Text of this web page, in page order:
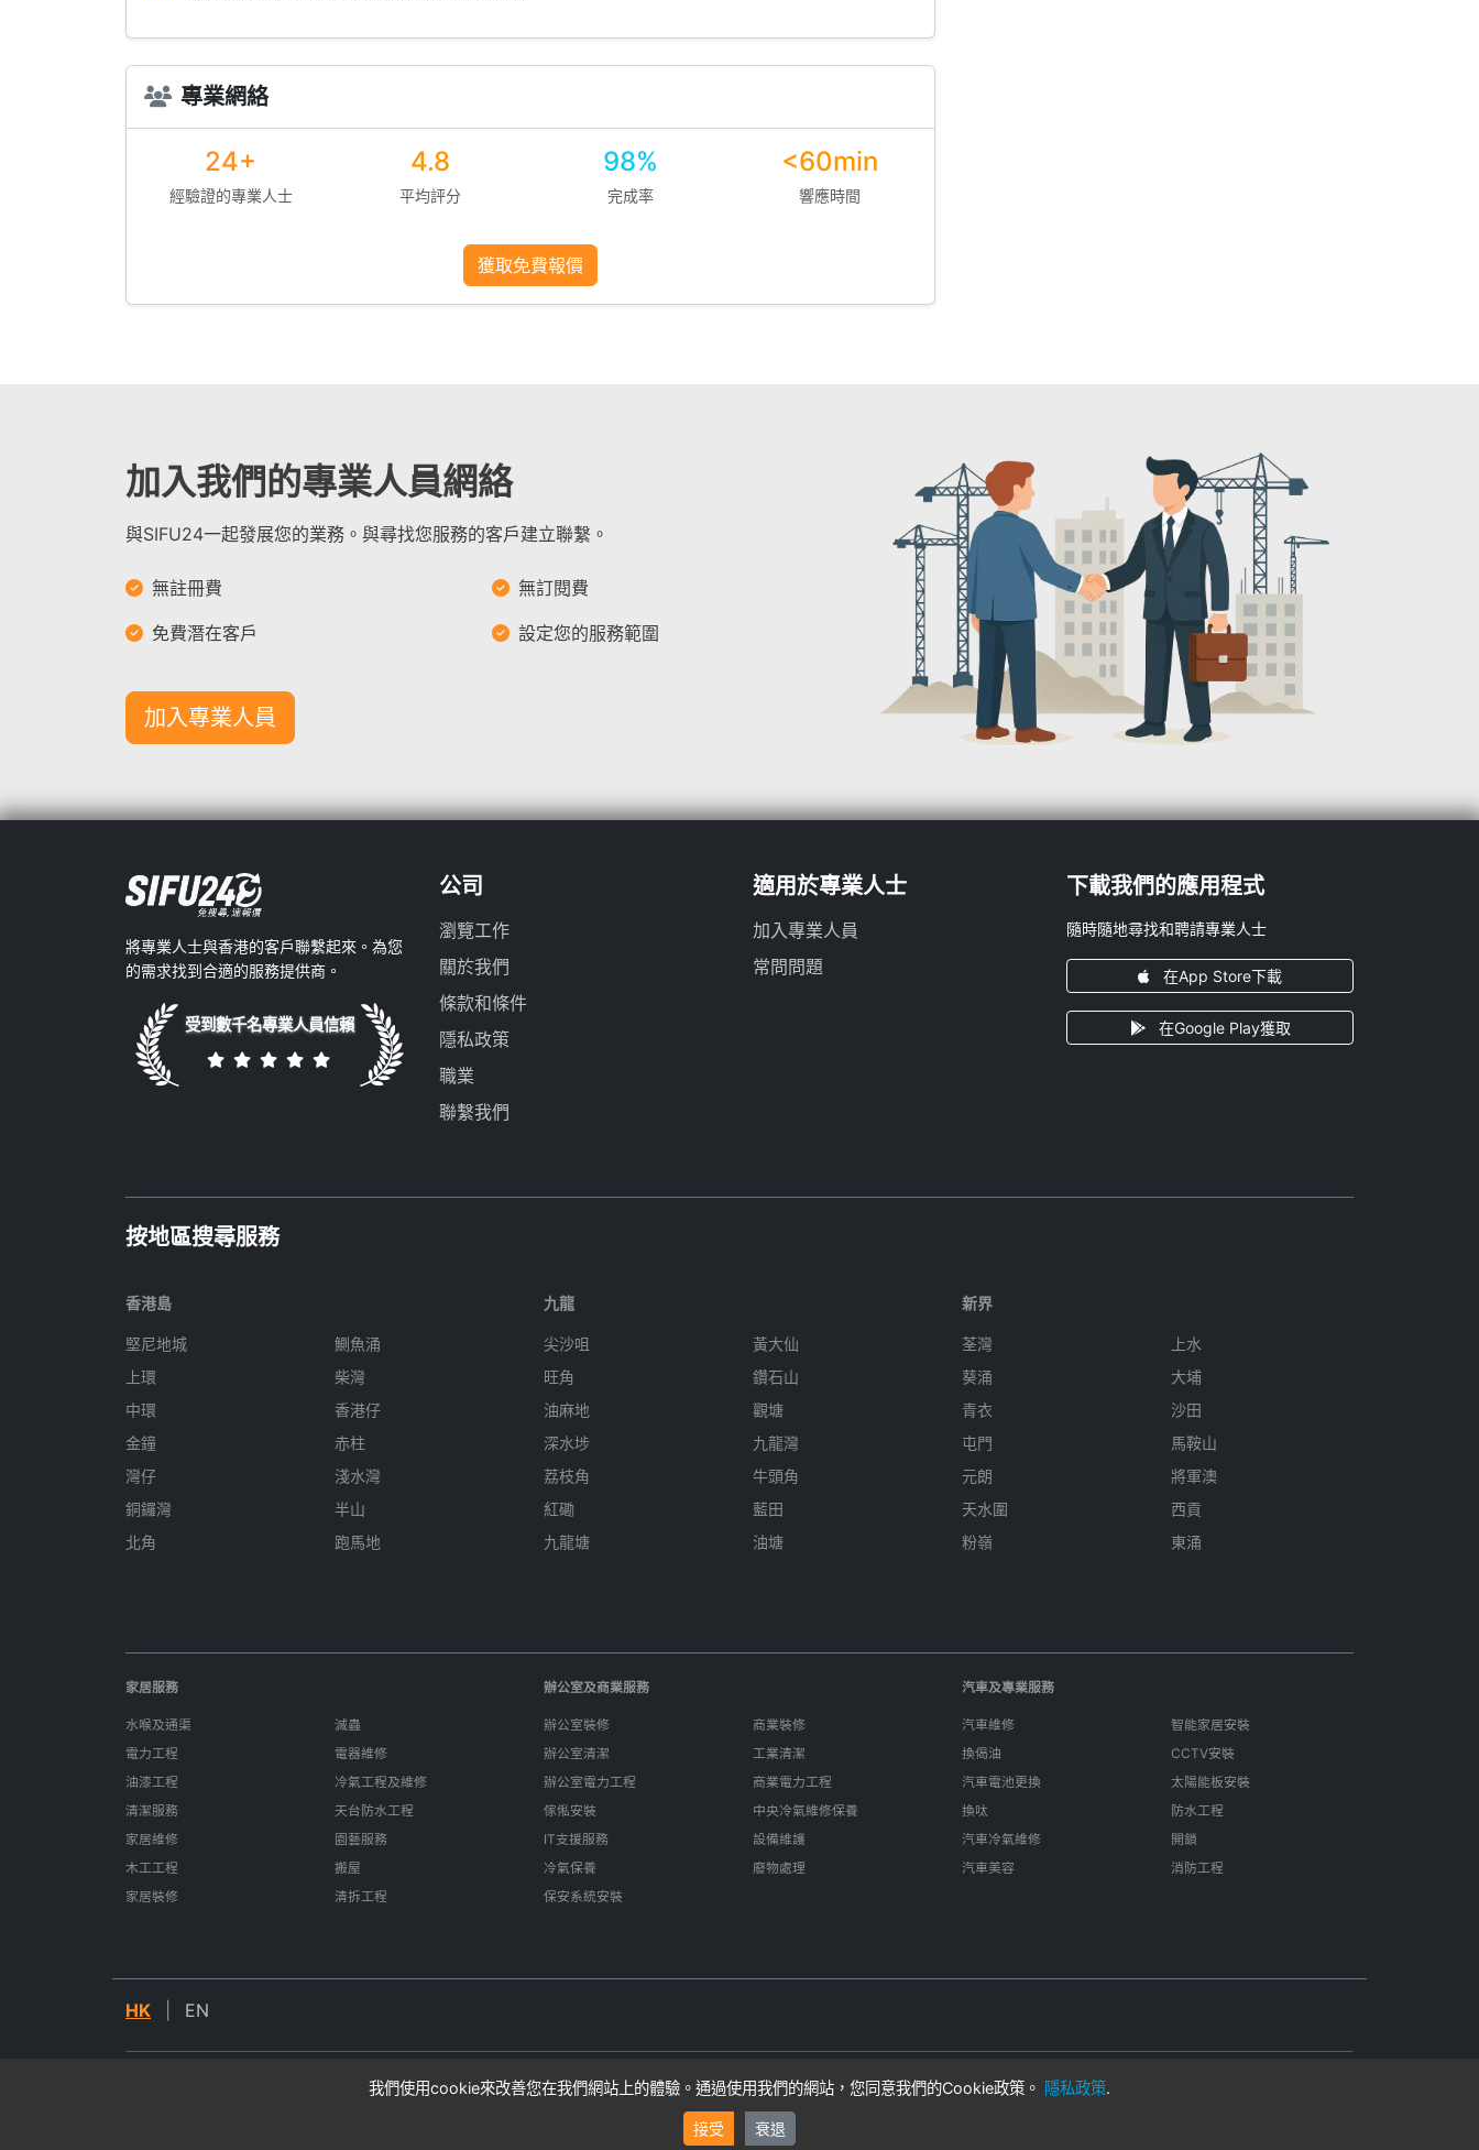
專業網絡
24+
經驗證的專業人士
4.8
平均評分
98%
完成率
<60min
響應時間
獲取免費報價
加入我們的專業人員網絡
與SIFU24一起發展您的業務。與尋找您服務的客戶建立聯繫。
無註冊費 無訂閱費
免費潛在客戶 設定您的服務範圍
加入專業人員
將專業人士與香港的客戶聯繫起來。為您
的需求找到合適的服務提供商。
受到數千名專業人員信賴
公司
瀏覽工作
關於我們
條款和條件
隱私政策
職業
聯繫我們
適用於專業人士
加入專業人員
常問問題
下載我們的應用程式
隨時隨地尋找和聘請專業人士
在App Store下載
在Google Play獲取
按地區搜尋服務
香港島
堅尼地城
上環
中環
金鐘
灣仔
銅鑼灣
北角
鰂魚涌
柴灣
香港仔
赤柱
淺水灣
半山
跑馬地
九龍
尖沙咀
旺角
油麻地
深水埗
荔枝角
紅磡
九龍塘
黃大仙
鑽石山
觀塘
九龍灣
牛頭角
藍田
油塘
新界
荃灣
葵涌
青衣
屯門
元朗
天水圍
粉嶺
上水
大埔
沙田
馬鞍山
將軍澳
西貢
東涌
家居服務
水喉及通渠
電力工程
油漆工程
清潔服務
家居維修
木工工程
家居裝修
滅蟲
電器維修
冷氣工程及維修
天台防水工程
園藝服務
搬屋
清拆工程
辦公室及商業服務
辦公室裝修
辦公室清潔
辦公室電力工程
傢俬安裝
IT支援服務
冷氣保養
保安系統安裝
商業裝修
工業清潔
商業電力工程
中央冷氣維修保養
設備維護
廢物處理
汽車及專業服務
汽車維修
換偈油
汽車電池更換
換呔
汽車冷氣維修
汽車美容
智能家居安裝
CCTV安裝
太陽能板安裝
防水工程
開鎖
消防工程
HK EN
© 2026 SIFU24. All rights reserved.
* 所有價格均為估算，實際費用可能因項目複雜性而異。SIFU24不直接提供服務，而是連接客戶與獨立專業人士。
我們使用cookie來改善您在我們網站上的體驗。通過使用我們的網站，您同意我們的Cookie政策。 隱私政策.
接受 衰退